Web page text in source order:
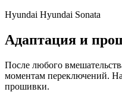
Hyundai Hyundai Sonata
Адаптация и
После любого
моментам переключений.
прошивки.